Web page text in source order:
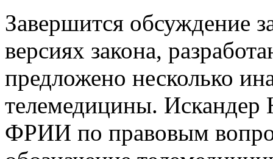
Завершится обсуждение
версиях закона,
предложено несколько
телемедицины. Искандер
ФРИИ по правовым